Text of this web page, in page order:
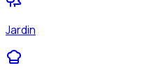
Jardin